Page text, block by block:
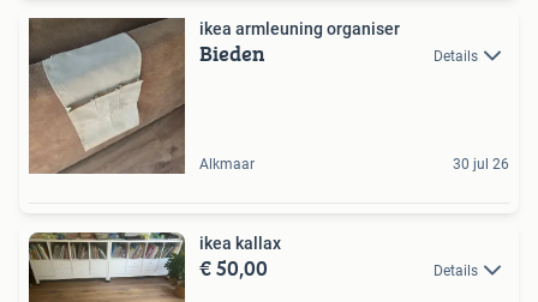
ikea armleuning organiser
Bieden Details
Alkmaar 30 jul 26
ikea kallax
€ 50,00 Details